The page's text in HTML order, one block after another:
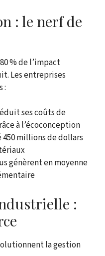
: le nerf de
% de l’impact
Les entreprises
:
ses coûts de
à l’écoconception
millions de dollars
génèrent en moyenne
:
la gestion